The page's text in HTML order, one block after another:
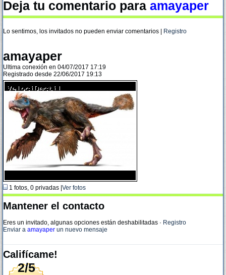
Deja tu comentario para amayaper
Lo sentimos, los invitados no pueden enviar comentarios | Registro
amayaper
Ultima conexión en 04/07/2017 17:19
Registrado desde 22/06/2017 19:13
1 fotos, 0 privadas | Ver fotos
Mantener el contacto
Eres un invitado, algunas opciones están deshabilitadas · Registro
Enviar a amayaper un nuevo mensaje
Califícame!
2/5